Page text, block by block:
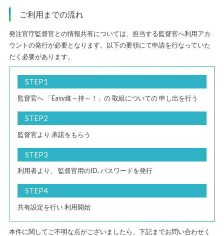
ご利用までの流れ
発注官庁監督官との情報共有については、担当する監督官へ利用アカ
ウントの発行が必要となります。以下の要領にて申請を行なっていた
だく必要があります。
STEP1
監督官へ 「Easy維～持～！」の取組についての申し出を行う
STEP2
監督官より 承諾をもらう
STEP3
利用者より、 監督官用のID, パスワードを発行
STEP4
共有設定を行い利用開始
本件に関してご不明な点がございましたら、下記までお問い合わせく